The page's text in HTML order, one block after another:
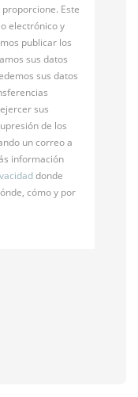
Este
electrónico y
publicar los
sus datos
sus datos
sus
de los
un correo a
información
donde
cómo y por